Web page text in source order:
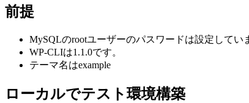
前提
MySQLのrootユーザーのパスワードは設定してい
WP-CLIは1.1.0です。
テーマ名はexample
ローカルでテスト環境構築